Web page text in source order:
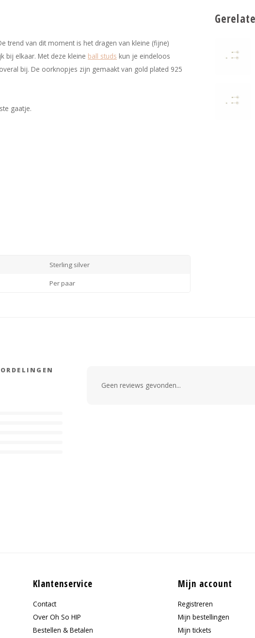
trend van dit moment is het dragen van kleine (fijne)
bij elkaar. Met deze kleine ball studs kun je eindeloos
bij. De oorknopjes zijn gemaakt van gold plated 925
gaatje.
Sterling silver
Per paar
Geen reviews gevonden...
Klantenservice
Contact
Over Oh So HIP
Bestellen & Betalen
Mijn account
Registreren
Mijn bestellingen
Mijn tickets